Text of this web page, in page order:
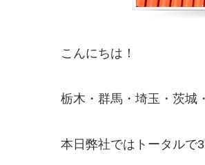
こんにちは！
栃木・群馬・埼玉・茨城
本日弊社ではトータルで